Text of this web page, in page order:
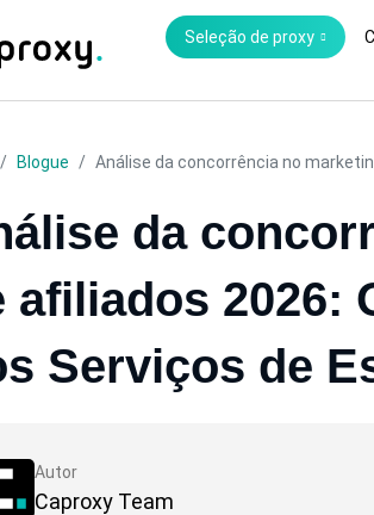
Seleção de proxy
Blogue Análise da concorrência no
da
afiliados 2026:
Serviços de
Autor
Caproxy Team